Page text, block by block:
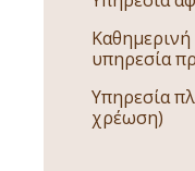
Καθημερινή
υπηρεσία
Υπηρεσία
χρέωση)